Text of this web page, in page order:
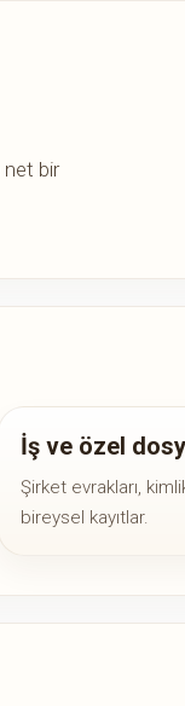
net bir
İş ve özel
Şirket evrakları,
bireysel kayıtlar.